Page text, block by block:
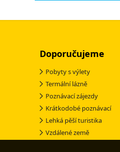
Doporučujeme
Pobyty s výlety
Termální lázně
Poznávací zájezdy
Krátkodobé poznávací
Lehká pěší turistika
Vzdálené země